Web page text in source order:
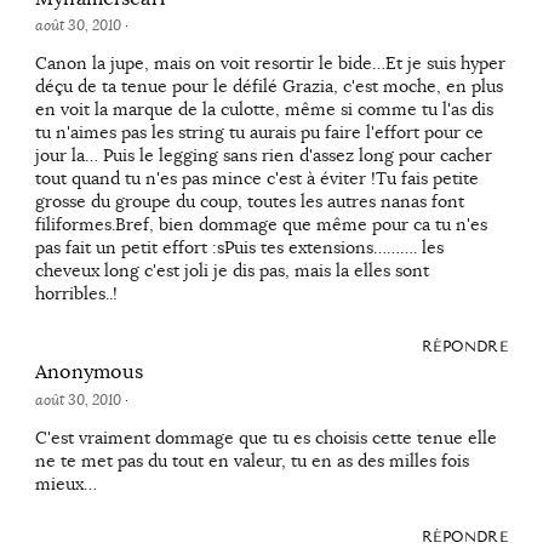
août 30, 2010·
Canon la jupe, mais on voit resortir le bide…Et je suis hyper
déçu de ta tenue pour le défilé Grazia, c'est moche, en plus
en voit la marque de la culotte, même si comme tu l'as dis
tu n'aimes pas les string tu aurais pu faire l'effort pour ce
jour la… Puis le legging sans rien d'assez long pour cacher
tout quand tu n'es pas mince c'est à éviter !Tu fais petite
grosse du groupe du coup, toutes les autres nanas font
filiformes.Bref, bien dommage que même pour ca tu n'es
pas fait un petit effort :sPuis tes extensions………. les
cheveux long c'est joli je dis pas, mais la elles sont
horribles..!
RÉPONDRE
Anonymous
août 30, 2010·
C'est vraiment dommage que tu es choisis cette tenue elle
ne te met pas du tout en valeur, tu en as des milles fois
mieux…
RÉPONDRE